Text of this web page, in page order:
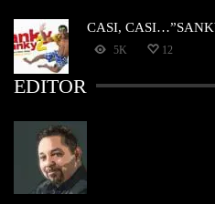
CASI,
5K 12
EDITOR